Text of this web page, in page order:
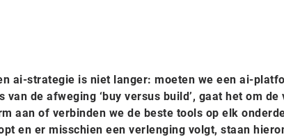
ai-strategie is niet langer: moeten we een ai-
de afweging ‘buy versus build’, gaat het om de
aan of verbinden we de beste tools op elk
en er misschien een verlenging volgt, staan